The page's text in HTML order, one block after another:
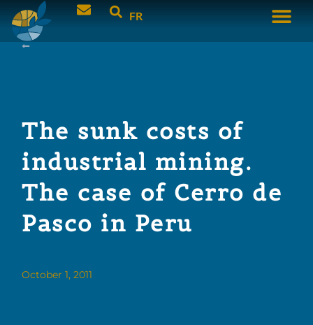
FR
The sunk costs of
industrial mining.
The case of Cerro de
Pasco in Peru
October 1, 2011